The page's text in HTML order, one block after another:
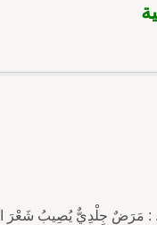
مَرَضٌ جِلْدِيٌّ يُصِيبُ شَعْرَ